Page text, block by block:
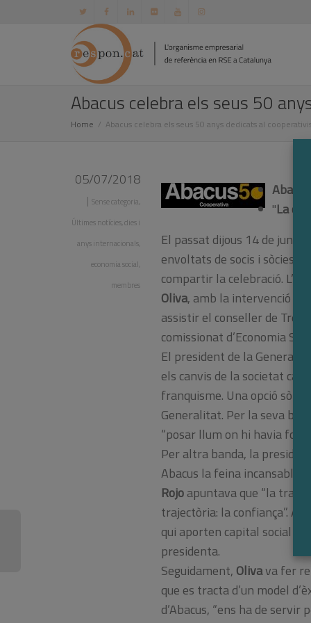
Abacus celebra els seus 50
Home Abacus celebra els seus 50 anys dedicats al
05/07/2018
| Sense categoria
Últimes notícies dies i
anys internacionals
economia social
membres
Abacus,
"La
El passat dijous 14 de juny
envoltats de socis i sòcies,
compartir la celebració.
Oliva, amb la intervenció
assistir el conseller de
comissionat d’Economia
El president de la
els canvis de la societat
franquisme. Una opció
Generalitat. Per la seva
“posar llum on hi havia
Per altra banda, la
Abacus la feina incansable
Rojoapuntava que “la
trajectòria: la confiança”. A
qui aporten capital social
presidenta.
Seguidament, Olivava fer
que es tracta d’un model
d’Abacus, “ens ha de